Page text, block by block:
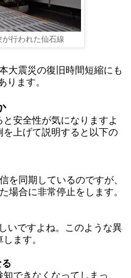
行われた仙石線
大震災の復旧時間短縮にも
ります。
安全性が気になりますよ
上げて説明すると以下の
を同期しているのですが、
場合に非常停止をします。
いですよね。このような異
ます。
できなくなってしまっ